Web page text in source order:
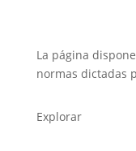
La página
normas dictadas
Explorar